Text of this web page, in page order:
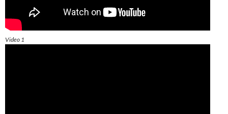
Video 1